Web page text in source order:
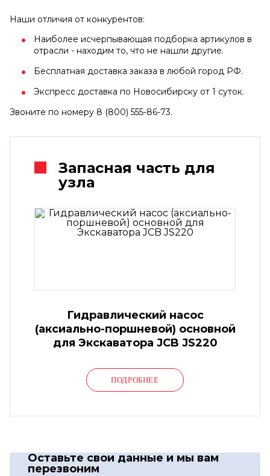
Наши отличия от конкурентов:
Наиболее исчерпывающая подборка артикулов в
отрасли - находим то, что не нашли другие.
Бесплатная доставка заказа в любой город РФ.
Экспресс доставка по Новосибирску от 1 суток.
Звоните по номеру 8 (800) 555-86-73.
Запасная часть для
узла
Гидравлический насос
(аксиально-поршневой) основной
для Экскаватора JCB JS220
ПОДРОБНЕЕ
Оставьте свои данные и мы вам
перезвоним